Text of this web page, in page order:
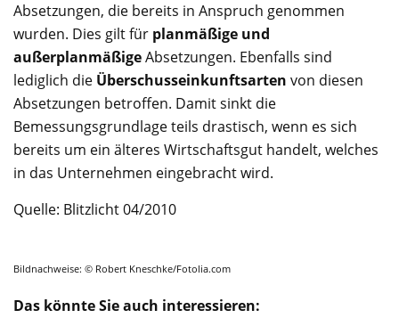
Absetzungen, die bereits in Anspruch genommen
wurden. Dies gilt für planmäßige und
außerplanmäßigeAbsetzungen. Ebenfalls sind
lediglich die Überschusseinkunftsarten von diesen
Absetzungen betroffen. Damit sinkt die
Bemessungsgrundlage teils drastisch, wenn es sich
bereits um ein älteres Wirtschaftsgut handelt, welches
in das Unternehmen eingebracht wird.
Quelle: Blitzlicht 04/2010
Bildnachweise: © Robert Kneschke/Fotolia.com
Das könnte Sie auch interessieren: